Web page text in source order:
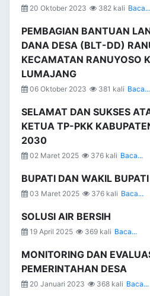
20 Oktober 2023 382 kali Baca...
PEMBAGIAN BANTUAN
DANA DESA (BLT-DD)
KECAMATAN RANUYOSO
LUMAJANG
06 Oktober 2023 381 kali Baca...
SELAMAT DAN SUKSES
KETUA TP-PKK
2030
02 Maret 2025 376 kali Baca...
BUPATI DAN WAKIL
03 Maret 2025 376 kali Baca...
SOLUSI AIR BERSIH
19 April 2025 369 kali Baca...
MONITORING DAN
PEMERINTAHAN DESA
20 Januari 2023 368 kali Baca...